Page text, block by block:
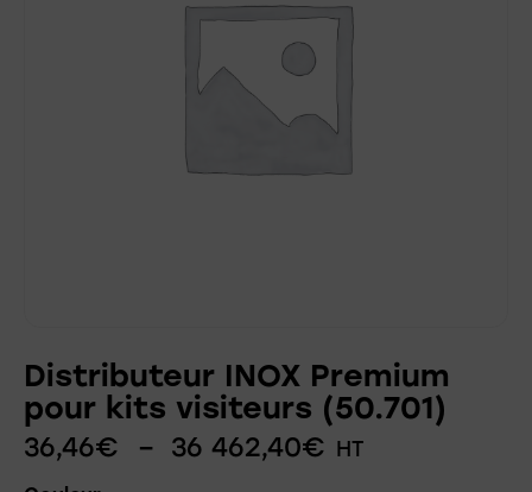
Distributeur INOX Premium
pour kits visiteurs (50.701)
36,46€ – 36 462,40€ HT